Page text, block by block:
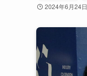
2024年6月24日